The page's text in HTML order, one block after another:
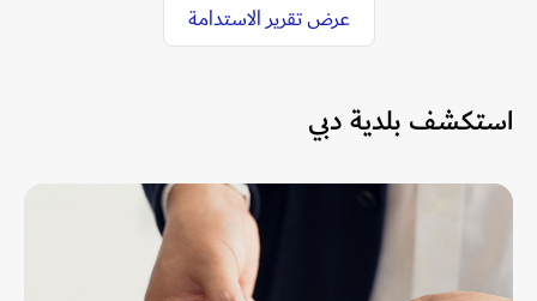
عرض تقرير الاستدامة
استكشف بلدية دبي